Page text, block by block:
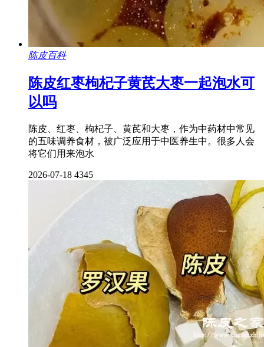
陈皮百科
陈皮红枣枸杞子黄芪大枣一起泡水可
以吗
陈皮、红枣、枸杞子、黄芪和大枣，作为中药材中常见
的五味调养食材，被广泛应用于中医养生中。很多人会
将它们用来泡水
2026-07-18 4345